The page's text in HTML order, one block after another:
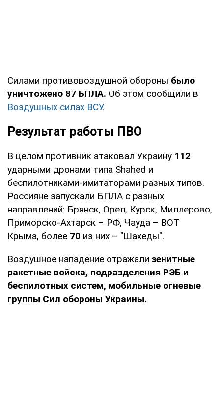
Силами противовоздушной обороны было
уничтожено 87 БПЛА. Об этом сообщили в
Воздушных силах ВСУ.
Результат работы ПВО
В целом противник атаковал Украину 112
ударными дронами типа Shahed и
беспилотниками-имитаторами разных типов.
Россияне запускали БПЛА с разных
направлений: Брянск, Орел, Курск, Миллерово,
Приморско-Ахтарск – РФ, Чауда – ВОТ
Крыма, более 70 из них – "Шахеды".
Воздушное нападение отражали зенитные
ракетные войска, подразделения РЭБ и
беспилотных систем, мобильные огневые
группы Сил обороны Украины.